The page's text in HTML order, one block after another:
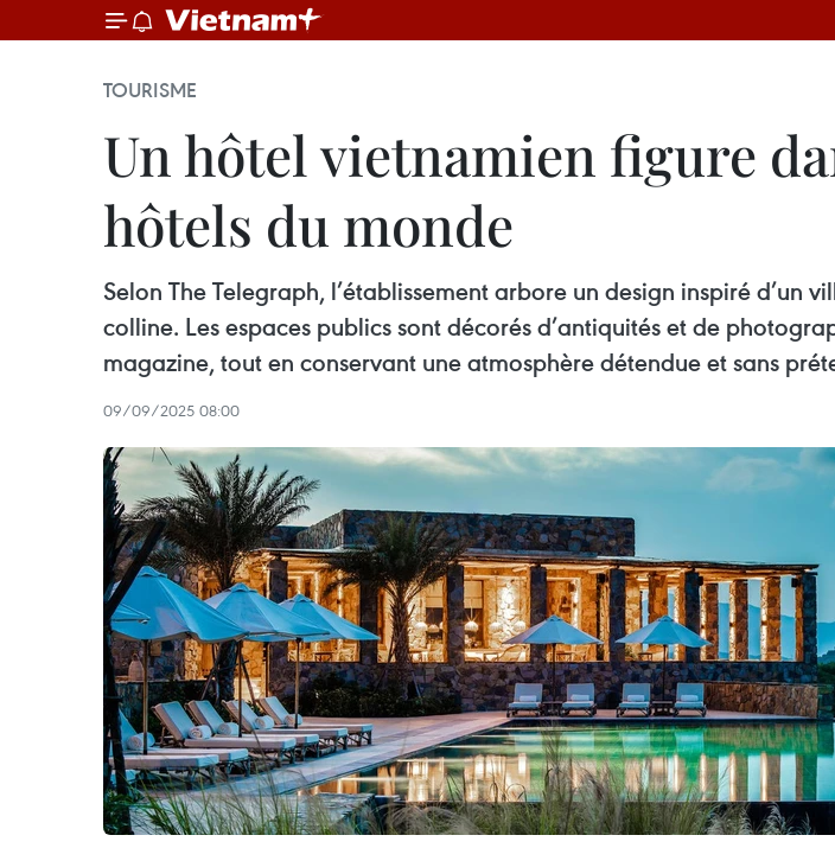
TOURISME
Un hôtel vietnamien figure
hôtels du monde
Selon The Telegraph, l’établissement arbore un design inspiré
colline. Les espaces publics sont décorés d’antiquités et de
magazine, tout en conservant une atmosphère détendue et sans
09/09/2025 08:00